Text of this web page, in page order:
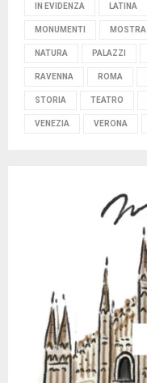
IN EVIDENZA LATINA
MONUMENTI MOSTRA
NATURA PALAZZI
RAVENNA ROMA
STORIA TEATRO
VENEZIA VERONA